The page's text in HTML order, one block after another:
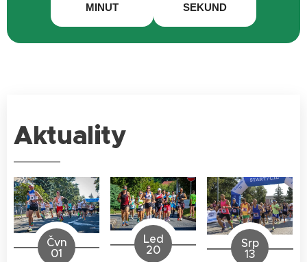
MINUT SEKUND
Aktuality
Čvn
01
Led
20
Srp
13